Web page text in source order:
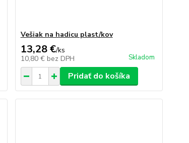
Vešiak na hadicu plast/kov
13,28 €/ks
10,80 € bez DPH Skladom
Pridať do košíka